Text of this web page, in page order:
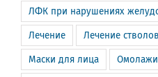
ЛФК при нарушениях
Лечение Лечение
Маски для лица